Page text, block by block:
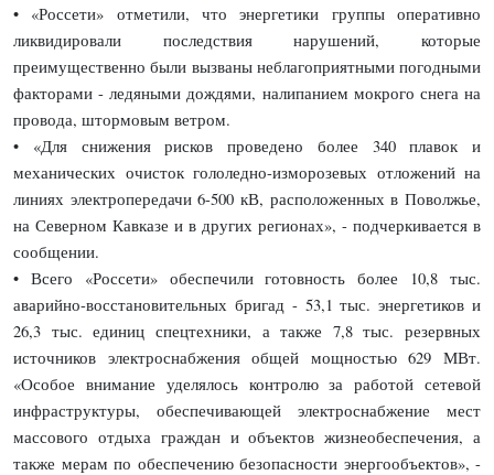
• «Россети» отметили, что энергетики группы оперативно
ликвидировали последствия нарушений, которые
преимущественно были вызваны неблагоприятными погодными
факторами - ледяными дождями, налипанием мокрого снега на
провода, штормовым ветром.
• «Для снижения рисков проведено более 340 плавок и
механических очисток гололедно-изморозевых отложений на
линиях электропередачи 6-500 кВ, расположенных в Поволжье,
на Северном Кавказе и в других регионах», - подчеркивается в
сообщении.
• Всего «Россети» обеспечили готовность более 10,8 тыс.
аварийно-восстановительных бригад - 53,1 тыс. энергетиков и
26,3 тыс. единиц спецтехники, а также 7,8 тыс. резервных
источников электроснабжения общей мощностью 629 МВт.
«Особое внимание уделялось контролю за работой сетевой
инфраструктуры, обеспечивающей электроснабжение мест
массового отдыха граждан и объектов жизнеобеспечения, а
также мерам по обеспечению безопасности энергообъектов», -